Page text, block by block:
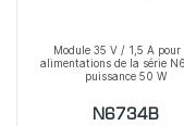
Module 35 V / 1,5 A pour
alimentations de la série
puissance 50 W
N6734B